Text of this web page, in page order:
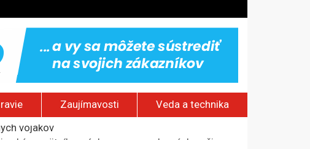
Zaujímavosti Veda a technika
vojakov
pamätník a záchrana psov z lesných požiarov